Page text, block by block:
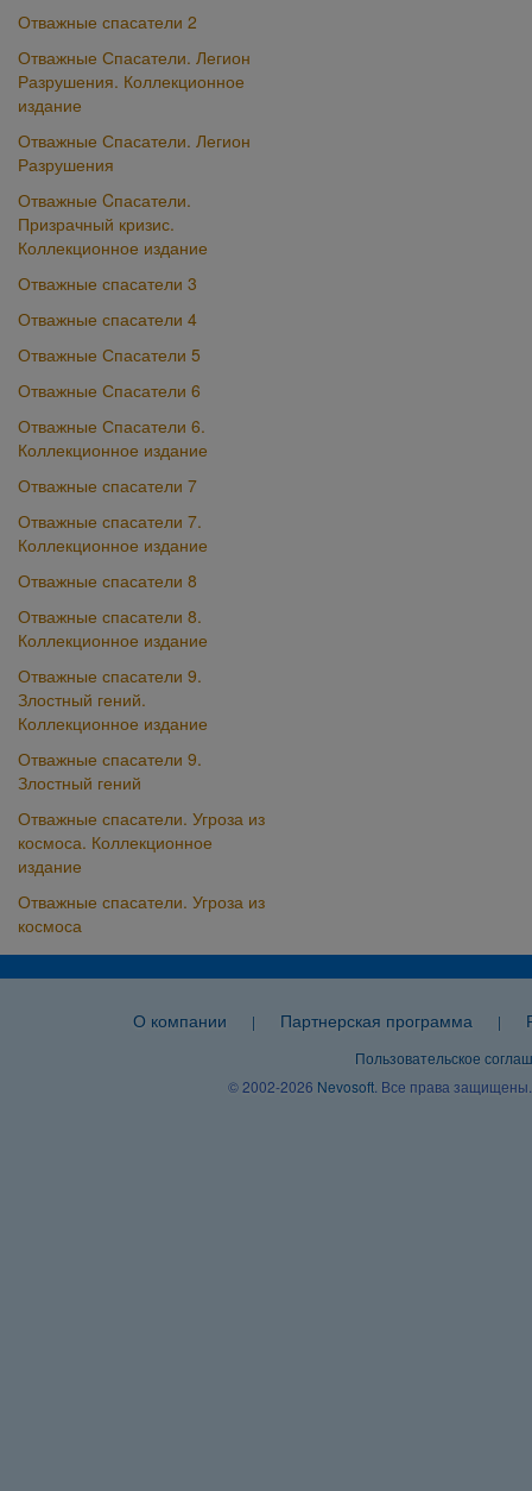
Отважные спасатели 2
Отважные Спасатели. Легион
Разрушения. Коллекционное
издание
Отважные Спасатели. Легион
Разрушения
Отважные Cпасатели.
Призрачный кризис.
Коллекционное издание
Отважные спасатели 3
Отважные спасатели 4
Отважные Спасатели 5
Отважные Спасатели 6
Отважные Спасатели 6.
Коллекционное издание
Отважные спасатели 7
Отважные спасатели 7.
Коллекционное издание
Отважные спасатели 8
Отважные спасатели 8.
Коллекционное издание
Отважные спасатели 9.
Злостный гений.
Коллекционное издание
Отважные спасатели 9.
Злостный гений
Отважные спасатели. Угроза из
космоса. Коллекционное
издание
Отважные спасатели. Угроза из
космоса
О компании | Партнерская программа |
Пользовательское
© 2002-2026 Nevosoft . Все права защищены